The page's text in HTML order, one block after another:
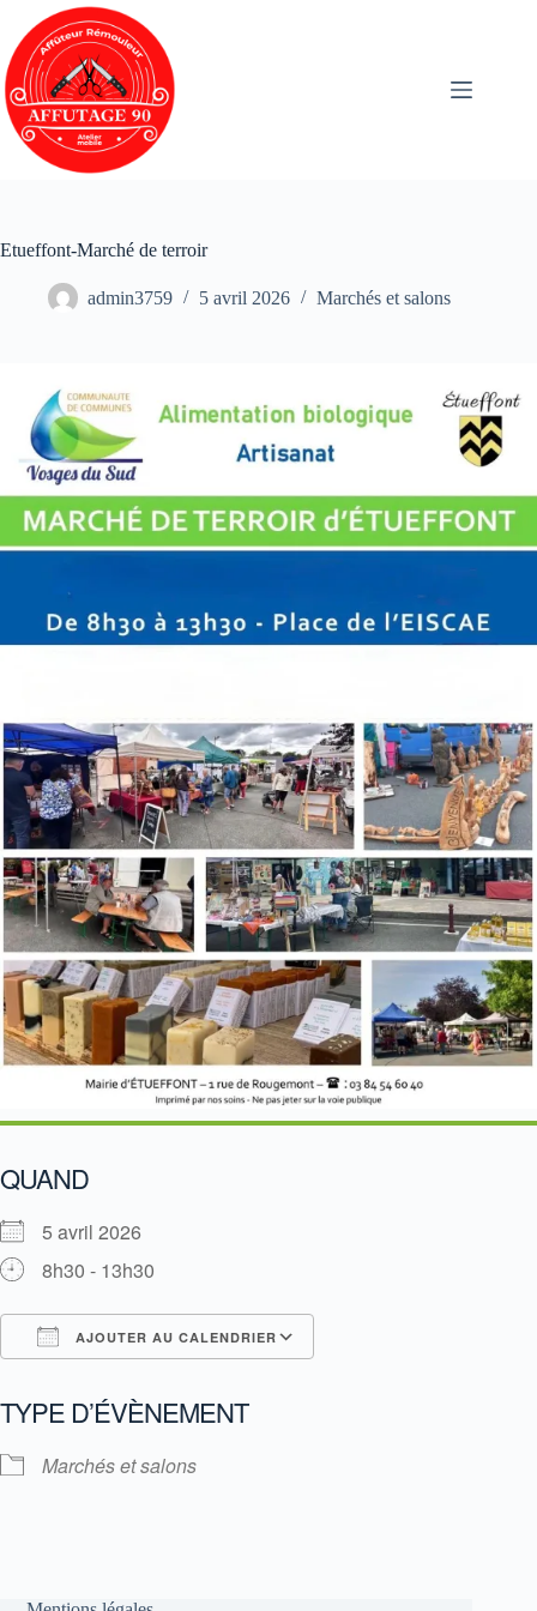
Etueffont-Marché de terroir
admin3759 5 avril 2026 Marchés et salons
QUAND
5 avril 2026
8h30 - 13h30
AJOUTER AU CALENDRIER
TYPE D’ÉVÈNEMENT
Marchés et salons